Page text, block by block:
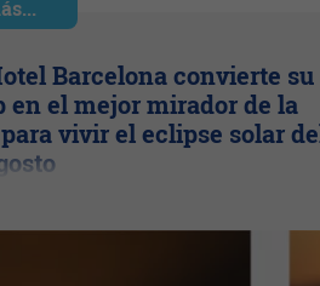
Barcelona convierte su
en el mejor mirador de la
vivir el eclipse solar